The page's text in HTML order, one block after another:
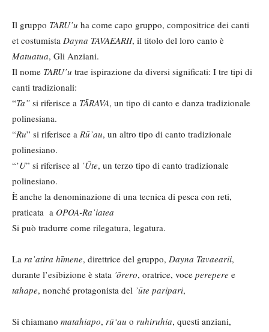
Il gruppo TARU’u ha come capo gruppo, compositrice dei canti
et costumista Dayna TAVAEARII, il titolo del loro canto è
Matuatua, Gli Anziani.
Il nome TARU’u trae ispirazione da diversi significati: I tre tipi di
canti tradizionali:
“Ta” si riferisce a TĀRAVA, un tipo di canto e danza tradizionale
polinesiana.
“Ru” si riferisce a Rū’au, un altro tipo di canto tradizionale
polinesiano.
“’U” si riferisce al ’Ūte, un terzo tipo di canto tradizionale
polinesiano.
È anche la denominazione di una tecnica di pesca con reti,
praticata a OPOA-Ra’iatea
Si può tradurre come rilegatura, legatura.
La ra’atira hīmene, direttrice del gruppo, Dayna Tavaearii,
durante l’esibizione è stata ’ōrero, oratrice, voce perepere e
tahape, nonché protagonista del ’ūte paripari,
Si chiamano matahiapo, rū‘au o ruhiruhia, questi anziani,